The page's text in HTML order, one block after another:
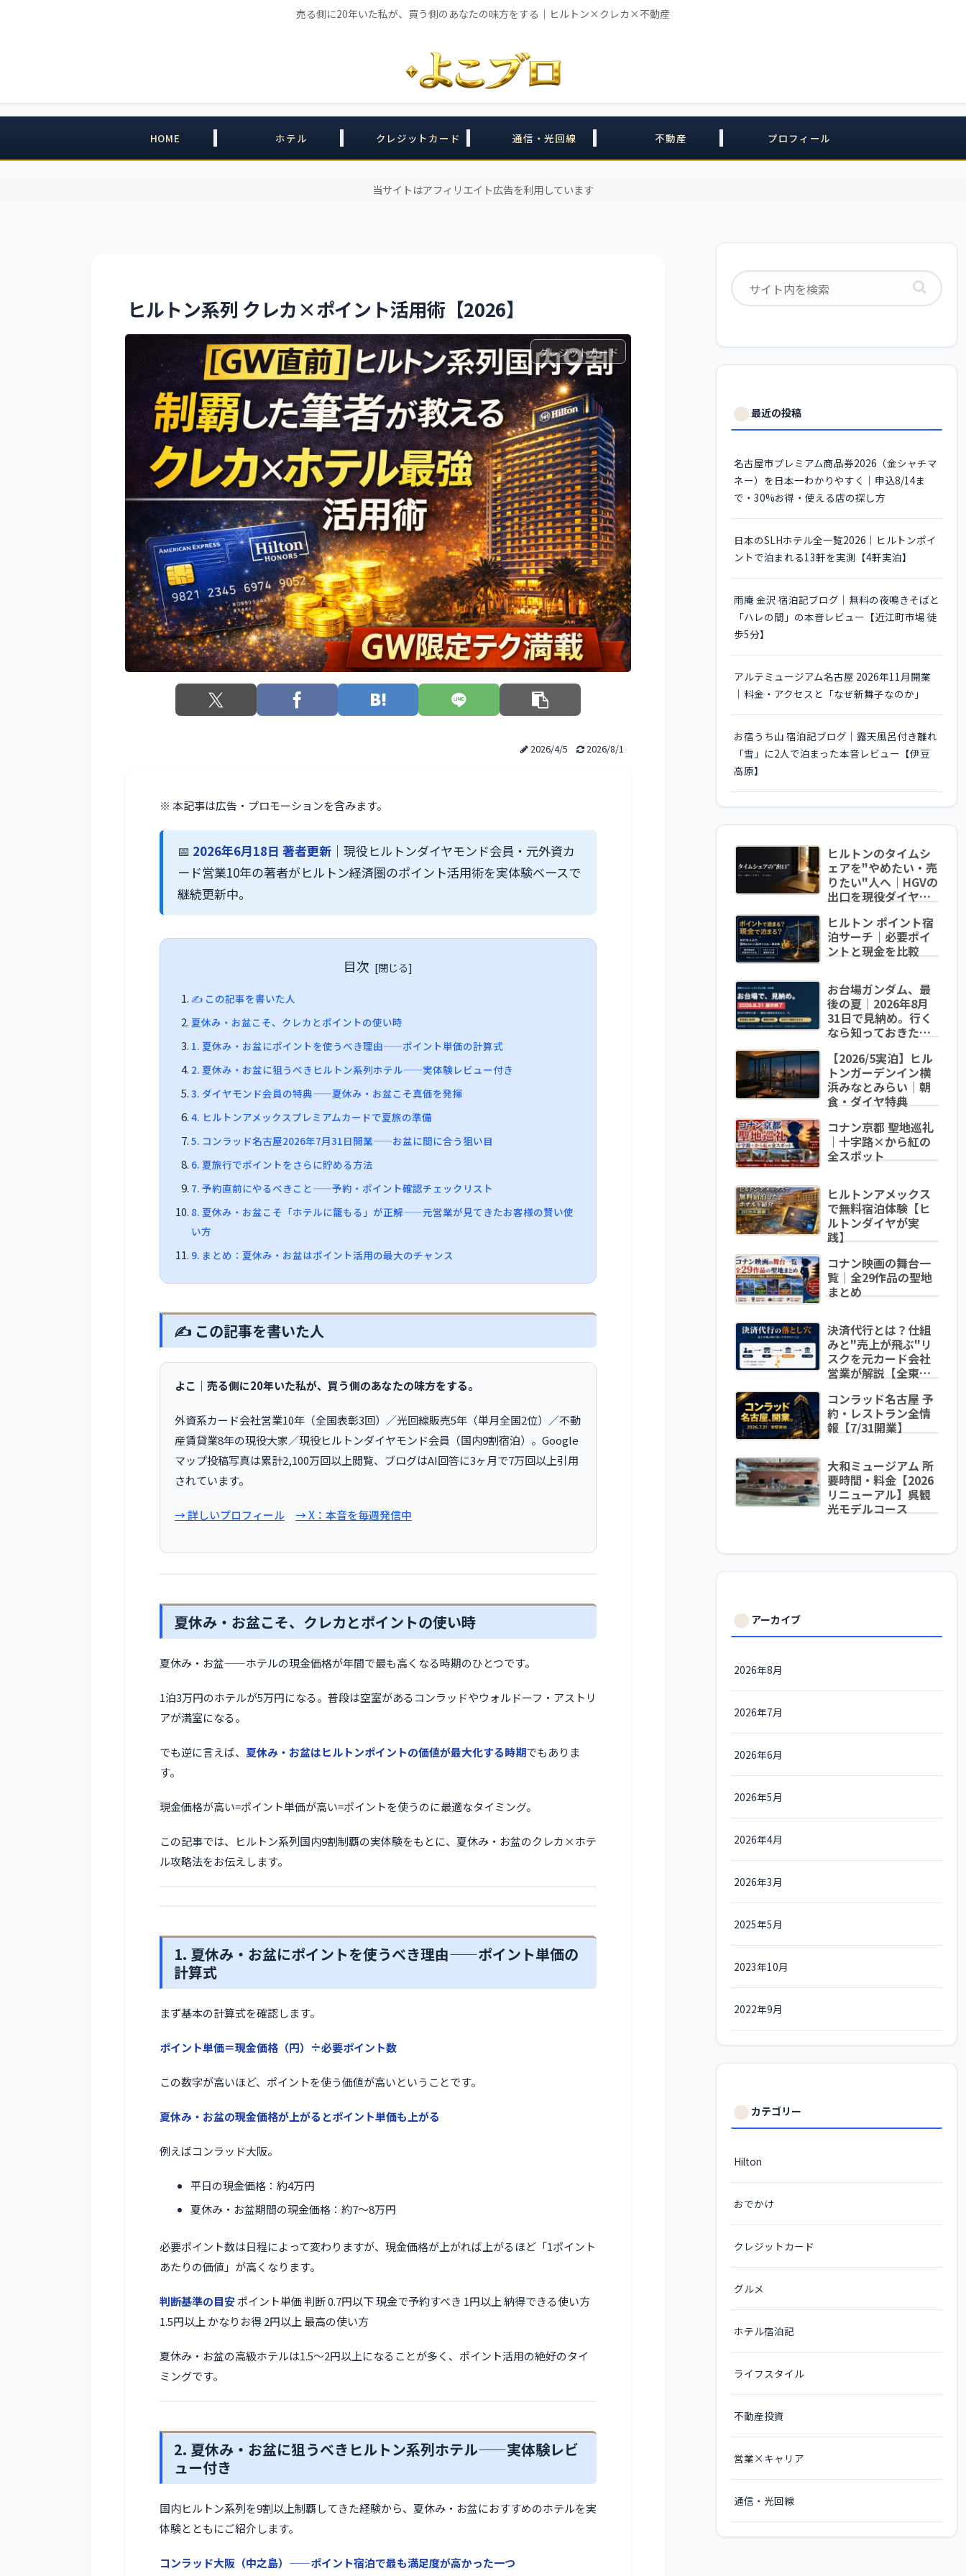
売る側に20年いた私が、買う側のあなたの味方をする｜ヒルトン×クレカ×不動産
HOME ホテル クレジットカード 通信・光回線 不動産 プロフィール
当サイトはアフィリエイト広告を利用しています
ヒルトン系列 クレカ×ポイント活用術【2026】
クレジットカード
2026/4/5 2026/8/1
※ 本記事は広告・プロモーションを含みます。
📅 2026年6月18日 著者更新 ｜現役ヒルトンダイヤモンド会員・元外資カ
ード営業10年の著者がヒルトン経済圏のポイント活用術を実体験ベースで
継続更新中。
目次
✍️ この記事を書いた人
夏休み・お盆こそ、クレカとポイントの使い時
1. 夏休み・お盆にポイントを使うべき理由——ポイント単価の計算式
2. 夏休み・お盆に狙うべきヒルトン系列ホテル——実体験レビュー付き
3. ダイヤモンド会員の特典——夏休み・お盆こそ真価を発揮
4. ヒルトンアメックスプレミアムカードで夏旅の準備
5. コンラッド名古屋2026年7月31日開業——お盆に間に合う狙い目
6. 夏旅行でポイントをさらに貯める方法
7. 予約直前にやるべきこと——予約・ポイント確認チェックリスト
8. 夏休み・お盆こそ「ホテルに籠もる」が正解——元営業が見てきたお客様の賢い使
い方
9. まとめ：夏休み・お盆はポイント活用の最大のチャンス
✍️ この記事を書いた人
よこ｜売る側に20年いた私が、買う側のあなたの味方をする。
外資系カード会社営業10年（全国表彰3回）／光回線販売5年（単月全国2位）／不動
産賃貸業8年の現役大家／現役ヒルトンダイヤモンド会員（国内9割宿泊）。Google
マップ投稿写真は累計2,100万回以上閲覧、ブログはAI回答に3ヶ月で7万回以上引用
されています。
→ 詳しいプロフィール → X：本音を毎週発信中
夏休み・お盆こそ、クレカとポイントの使い時
夏休み・お盆——ホテルの現金価格が年間で最も高くなる時期のひとつです。
1泊3万円のホテルが5万円になる。普段は空室があるコンラッドやウォルドーフ・アストリ
アが満室になる。
でも逆に言えば、 夏休み・お盆はヒルトンポイントの価値が最大化する時期でもありま
す。
現金価格が高い=ポイント単価が高い=ポイントを使うのに最適なタイミング。
この記事では、ヒルトン系列国内9割制覇の実体験をもとに、夏休み・お盆のクレカ×ホテ
ル攻略法をお伝えします。
1. 夏休み・お盆にポイントを使うべき理由——ポイント単価の
計算式
まず基本の計算式を確認します。
ポイント単価＝現金価格（円）÷必要ポイント数
この数字が高いほど、ポイントを使う価値が高いということです。
夏休み・お盆の現金価格が上がるとポイント単価も上がる
例えばコンラッド大阪。
平日の現金価格：約4万円
夏休み・お盆期間の現金価格：約7〜8万円
必要ポイント数は日程によって変わりますが、現金価格が上がれば上がるほど「1ポイント
あたりの価値」が高くなります。
判断基準の目安ポイント単価 判断 0.7円以下 現金で予約すべき 1円以上 納得できる使い方
1.5円以上 かなりお得 2円以上 最高の使い方
夏休み・お盆の高級ホテルは1.5〜2円以上になることが多く、ポイント活用の絶好のタイ
ミングです。
2. 夏休み・お盆に狙うべきヒルトン系列ホテル——実体験レビ
ュー付き
国内ヒルトン系列を9割以上制覇してきた経験から、夏休み・お盆におすすめのホテルを実
体験とともにご紹介します。
コンラッド大阪（中之島）——ポイント宿泊で最も満足度が高かった一つ
最近の投稿
名古屋市プレミアム商品券2026（金シャチマ
ネー）を日本一わかりやすく｜申込8/14ま
で・30%お得・使える店の探し方
日本のSLHホテル全一覧2026｜ヒルトンポイ
ントで泊まれる13軒を実測【4軒実泊】
雨庵 金沢 宿泊記ブログ｜無料の夜鳴きそばと
「ハレの間」の本音レビュー【近江町市場 徒
歩5分】
アルテミュージアム名古屋 2026年11月開業
｜料金・アクセスと「なぜ新舞子なのか」
お宿うち山 宿泊記ブログ｜露天風呂付き離れ
「雪」に2人で泊まった本音レビュー【伊豆
高原】
ヒルトンのタイムシ
ェアを"やめたい・売
りたい"人へ｜HGVの
出口を現役ダイヤが
ヒルトン ポイント宿
泊サーチ｜必要ポイ
ントと現金を比較
お台場ガンダム、最
後の夏｜2026年8月
31日で見納め。行く
なら知っておきたい
まり方
【2026/5実泊】ヒル
トンガーデンイン横
浜みなとみらい｜朝
食・ダイヤ特典
コナン京都 聖地巡礼
｜十字路×から紅の
全スポット
ヒルトンアメックス
で無料宿泊体験【ヒ
ルトンダイヤが実
践】
コナン映画の舞台一
覧｜全29作品の聖地
まとめ
決済代行とは？仕組
みと"売上が飛ぶ"リ
スクを元カード会社
営業が解説【全東信
コンラッド名古屋 予
約・レストラン全情
報【7/31開業】
大和ミュージアム 所
要時間・料金【2026
リニューアル】呉観
光モデルコース
アーカイブ
2026年8月
2026年7月
2026年6月
2026年5月
2026年4月
2026年3月
2025年5月
2023年10月
2022年9月
カテゴリー
Hilton
おでかけ
クレジットカード
グルメ
ホテル宿泊記
ライフスタイル
不動産投資
営業×キャリア
通信・光回線